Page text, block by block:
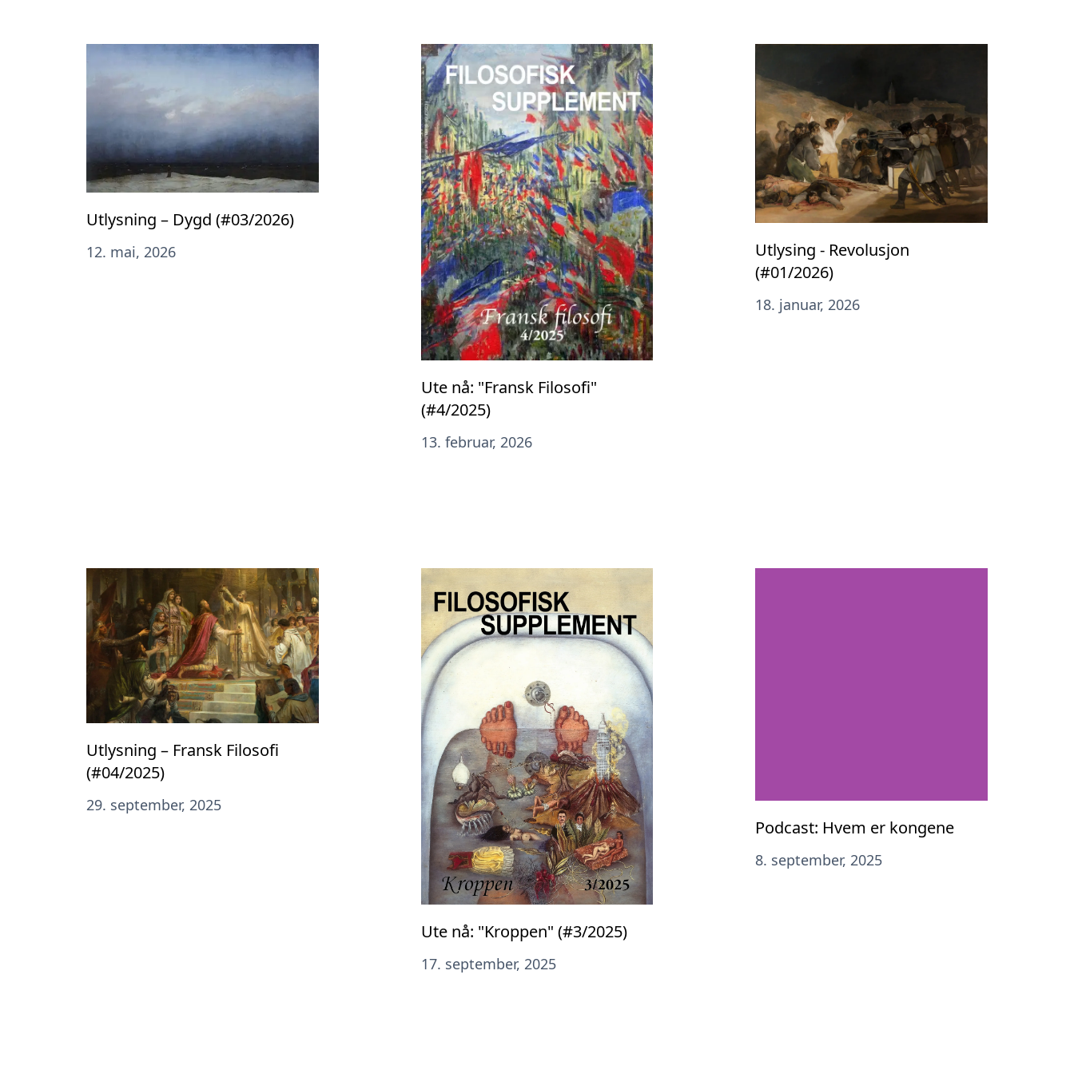
Utlysning – Dygd (#03/2026)
12. mai, 2026
Ute nå: "Fransk Filosofi"
(#4/2025)
13. februar, 2026
Utlysing - Revolusjon
(#01/2026)
18. januar, 2026
Utlysning – Fransk Filosofi
(#04/2025)
29. september, 2025
Ute nå: "Kroppen" (#3/2025)
17. september, 2025
Podcast: Hvem er kongene
8. september, 2025